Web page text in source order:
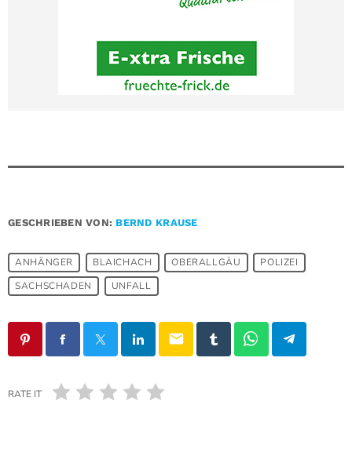
GESCHRIEBEN VON: BERND KRAUSE
ANHÄNGER BLAICHACH OBERALLGÄU
POLIZEI
SACHSCHADEN
UNFALL
email
RATE IT